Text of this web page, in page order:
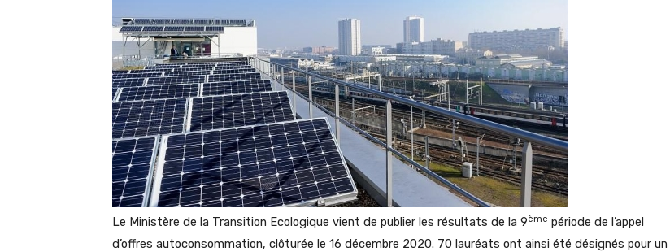
Le Ministère de la Transition Ecologique vient de publier les résultats de la 9ème période de l’appel
d’offres autoconsommation, clôturée le 16 décembre 2020. 70 lauréats ont ainsi été désignés pour un